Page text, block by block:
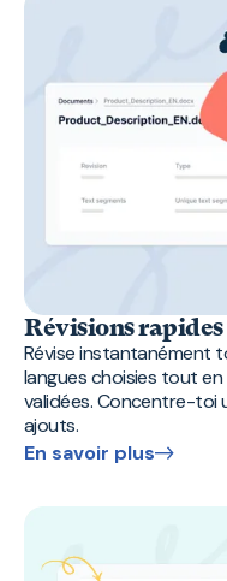
Révisions rapides
Révise instantanément
langues choisies tout
validées. Concentre-toi
ajouts.
En savoir plus